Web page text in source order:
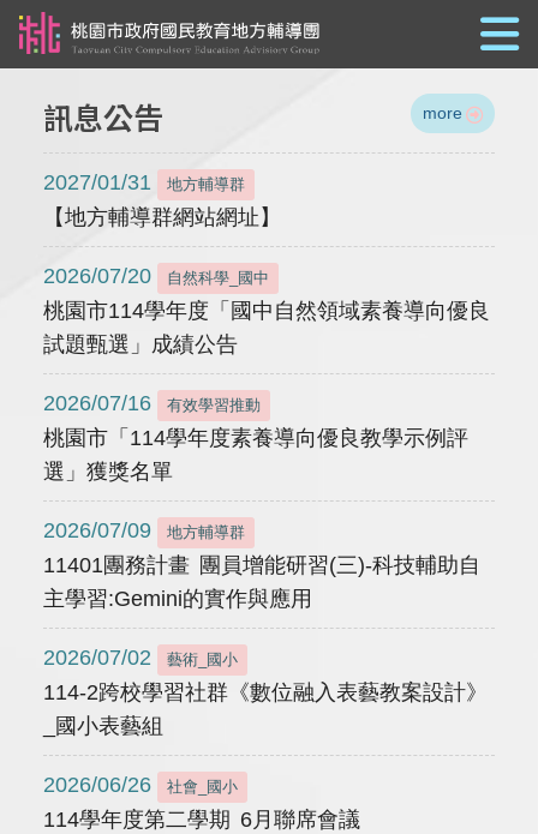
訊息公告 more
2027/01/31 地方輔導群
【地方輔導群網站網址】
2026/07/20 自然科學_國中
桃園市114學年度「國中自然領域素養導向優良
試題甄選」成績公告
2026/07/16 有效學習推動
桃園市「114學年度素養導向優良教學示例評
選」獲獎名單
2026/07/09 地方輔導群
11401團務計畫 團員增能研習(三)-科技輔助自
主學習:Gemini的實作與應用
2026/07/02 藝術_國小
114-2跨校學習社群《數位融入表藝教案設計》
_國小表藝組
2026/06/26 社會_國小
114學年度第二學期 6月聯席會議